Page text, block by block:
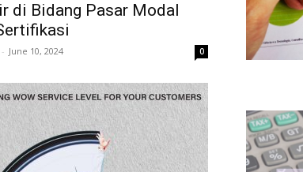
di Bidang Pasar Modal
- June 10, 2024 0